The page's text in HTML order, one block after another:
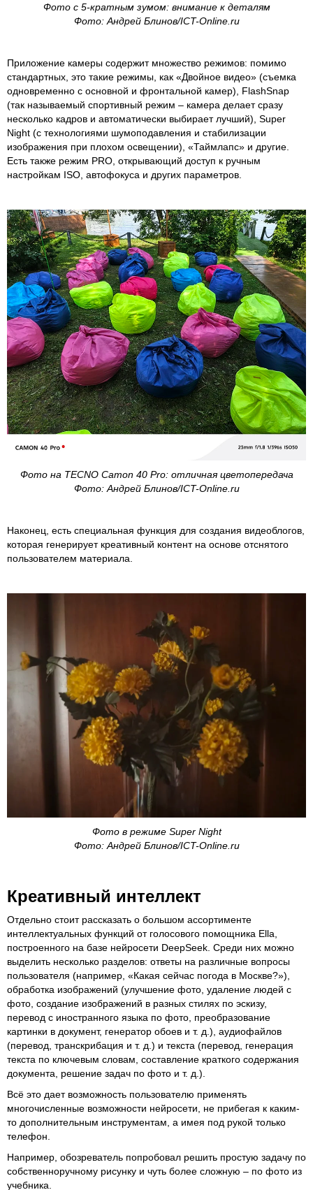
Фото с 5-кратным зумом: внимание к деталям
Фото: Андрей Блинов/ICT-Online.ru
Приложение камеры содержит множество режимов: помимо
стандартных, это такие режимы, как «Двойное видео» (съемка
одновременно с основной и фронтальной камер), FlashSnap
(так называемый спортивный режим – камера делает сразу
несколько кадров и автоматически выбирает лучший), Super
Night (с технологиями шумоподавления и стабилизации
изображения при плохом освещении), «Таймлапс» и другие.
Есть также режим PRO, открывающий доступ к ручным
настройкам ISO, автофокуса и других параметров.
Фото на TECNO Camon 40 Pro: отличная цветопередача
Фото: Андрей Блинов/ICT-Online.ru
Наконец, есть специальная функция для создания видеоблогов,
которая генерирует креативный контент на основе отснятого
пользователем материала.
Фото в режиме Super Night
Фото: Андрей Блинов/ICT-Online.ru
Креативный интеллект
Отдельно стоит рассказать о большом ассортименте
интеллектуальных функций от голосового помощника Ella,
построенного на базе нейросети DeepSeek. Среди них можно
выделить несколько разделов: ответы на различные вопросы
пользователя (например, «Какая сейчас погода в Москве?»),
обработка изображений (улучшение фото, удаление людей с
фото, создание изображений в разных стилях по эскизу,
перевод с иностранного языка по фото, преобразование
картинки в документ, генератор обоев и т. д.), аудиофайлов
(перевод, транскрибация и т. д.) и текста (перевод, генерация
текста по ключевым словам, составление краткого содержания
документа, решение задач по фото и т. д.).
Всё это дает возможность пользователю применять
многочисленные возможности нейросети, не прибегая к каким-
то дополнительным инструментам, а имея под рукой только
телефон.
Например, обозреватель попробовал решить простую задачу по
собственноручному рисунку и чуть более сложную – по фото из
учебника.